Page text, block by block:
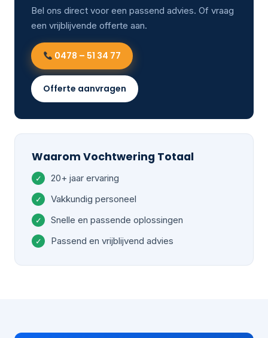
Bel ons direct voor een passend advies. Of vraag
een vrijblijvende offerte aan.
0478 – 51 34 77
Offerte aanvragen
Waarom Vochtwering Totaal
20+ jaar ervaring
Vakkundig personeel
Snelle en passende oplossingen
Passend en vrijblijvend advies